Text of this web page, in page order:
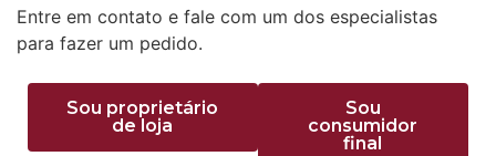
Entre em contato e fale com um dos especialistas
para fazer um pedido.
Sou proprietário
de loja
Sou
consumidor
final